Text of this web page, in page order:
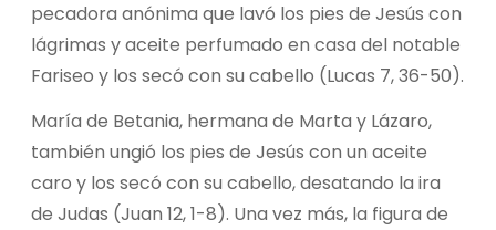
pecadora anónima que lavó los pies de Jesús con
lágrimas y aceite perfumado en casa del notable
Fariseo y los secó con su cabello (Lucas 7, 36-50).
María de Betania, hermana de Marta y Lázaro,
también ungió los pies de Jesús con un aceite
caro y los secó con su cabello, desatando la ira
de Judas (Juan 12, 1-8). Una vez más, la figura de